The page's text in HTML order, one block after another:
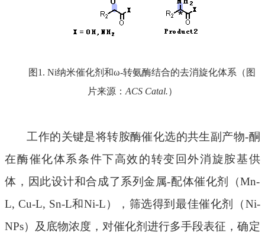
图 1. Ni纳米催化剂和ω-转氨酶结合的去消旋化体系（图
片来源：ACS Catal.）
工作的关键是将转胺酶催化选的共生副产物-酮
在酶催化体系条件下高效的转变回外消旋胺基供
体，因此设计和合成了系列金属-配体催化剂（Mn-
L, Cu-L, Sn-L和Ni-L），筛选得到最佳催化剂（Ni-
NPs）及底物浓度，对催化剂进行多手段表征，确定